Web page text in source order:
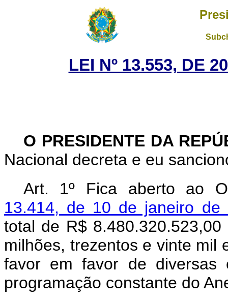
LEI Nº 13.553, DE
O PRESIDENTE DA
Nacional decreta e eu
Art. 1º Fica aberto ao
13.414, de 10 de janeiro
total de R$
milhões, trezentos e vinte mil
favor em favor de diversas
programação constante do